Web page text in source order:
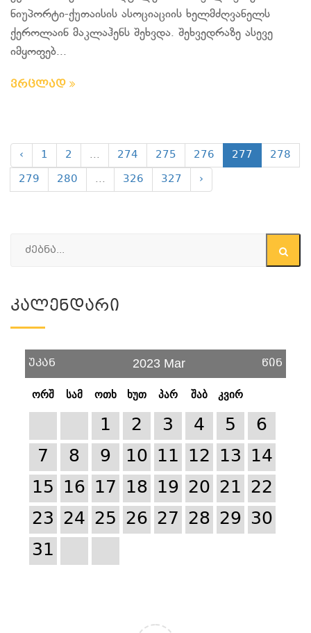
ნიუპორტი-ქუთაისის ასოციაციის ხელმძღვანელს
ქეროლაინ მაკლაჰენს შეხვდა. შეხვედრაზე ასევე
იმყოფებ...
ვრცლად
‹ 1 2 ... 274 275 276 277
278
279
280 ... 326 327 ›
Კალენდარი
უკან 2023 Mar წინ
ორშ სამ ოთხ ხუთ პარ შაბ კვირ
1 2 3 4 5
6
7
8 9 10 11 12 13 14
15 16 17 18 19 20 21 22
23 24 25 26 27 28 29 30
31